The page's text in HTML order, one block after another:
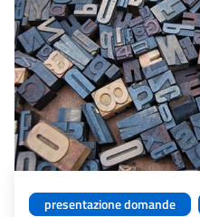
presentazione domande